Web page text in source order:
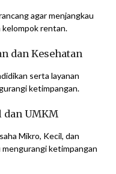
agar menjangkau
kelompok rentan.
dan Kesehatan
serta layanan
ketimpangan.
dan UMKM
Mikro, Kecil, dan
ketimpangan